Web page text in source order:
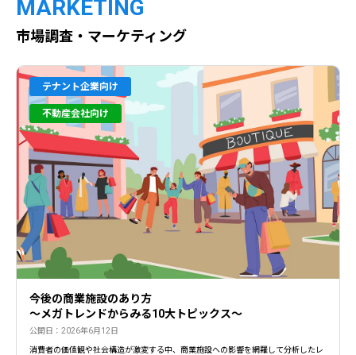
MARKETING
市場調査・マーケティング
今後の商業施設のあり方
〜メガトレンドからみる10大トピックス〜
公開日：2026年6月12日
消費者の価値観や社会構造が激変する中、商業施設への影響を網羅して分析したレ
テナント企業向け
不動産会社向け